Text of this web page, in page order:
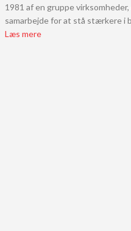
1981 af en gruppe
samarbejde for at stå stærkere i
Læs mere